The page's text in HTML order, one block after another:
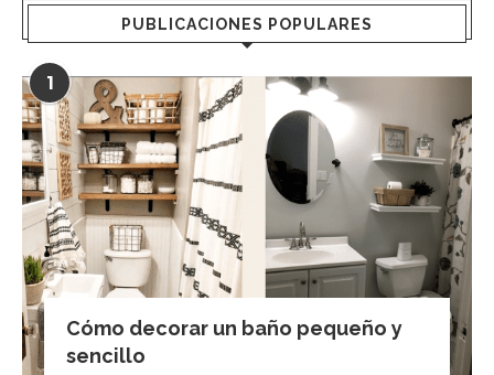
PUBLICACIONES POPULARES
1
Cómo decorar un baño pequeño y
sencillo